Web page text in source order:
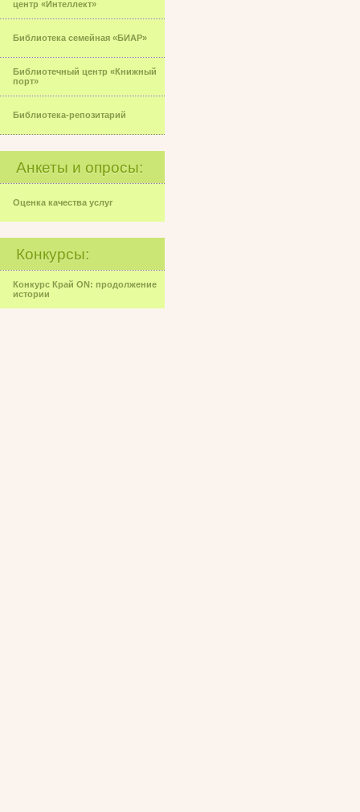
центр «Интеллект»
Библиотека семейная «БИАР»
Библиотечный центр «Книжный
порт»
Библиотека-репозитарий
Анкеты и опросы:
Оценка качества услуг
Конкурсы:
Конкурс Край ON: продолжение
истории